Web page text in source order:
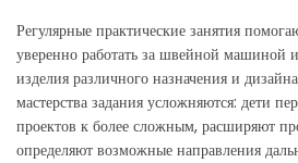
Регулярные практические занятия
уверенно работать за швейной машиной
изделия различного назначения и
мастерства задания усложняются: дети
проектов к более сложным, расширяют
определяют возможные направления